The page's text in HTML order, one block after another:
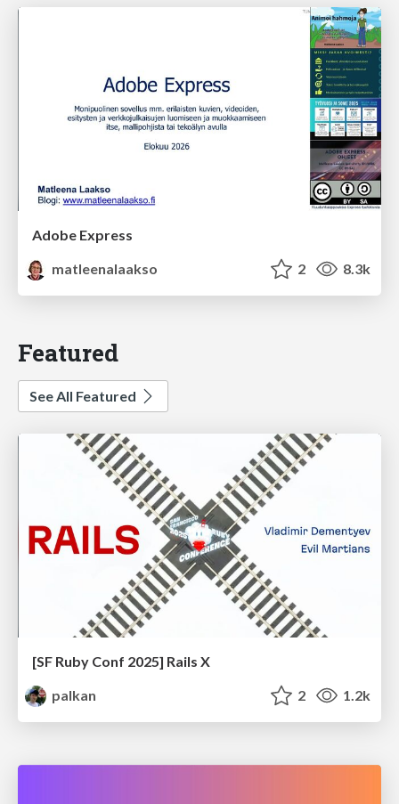
Adobe Express
matleenalaakso
2 8.3k
Featured
See All Featured
[SF Ruby Conf 2025] Rails X
palkan
2 1.2k